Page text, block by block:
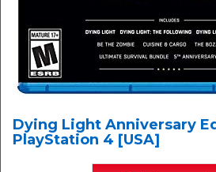
Dying Light Anniversary
PlayStation 4 [USA]